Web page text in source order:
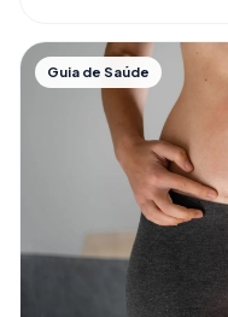
Guia de Saúde